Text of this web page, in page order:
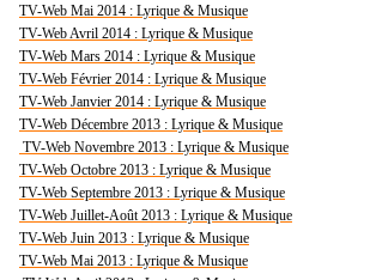
TV-Web Mai 2014 : Lyrique & Musique
TV-Web Avril 2014 : Lyrique & Musique
TV-Web Mars 2014 : Lyrique & Musique
TV-Web Février 2014 : Lyrique & Musique
TV-Web Janvier 2014 : Lyrique & Musique
TV-Web Décembre 2013 : Lyrique & Musique
TV-Web Novembre 2013 : Lyrique & Musique
TV-Web Octobre 2013 : Lyrique & Musique
TV-Web Septembre 2013 : Lyrique & Musique
TV-Web Juillet-Août 2013 : Lyrique & Musique
TV-Web Juin 2013 : Lyrique & Musique
TV-Web Mai 2013 : Lyrique & Musique